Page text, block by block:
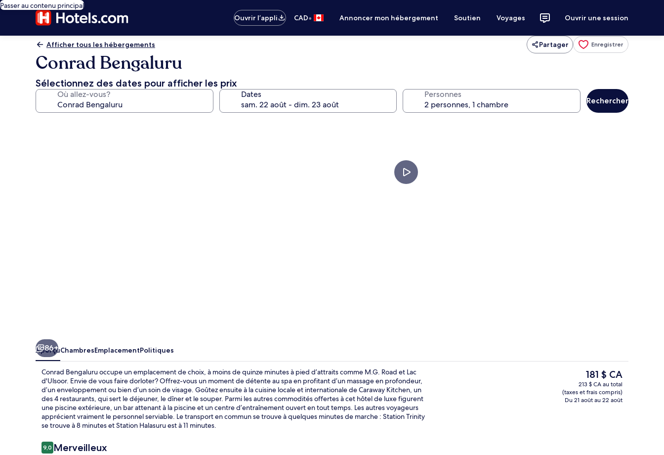
Passer au contenu principal
Ouvrir l’appli
CAD• Annoncer mon hébergement Soutien Voyages Ouvrir une session
Afficher tous les hébergements Partager Enregistrer
Conrad Bengaluru
Sélectionnez des dates pour afficher les prix
Où allez-vous? Dates Personnes
Rechercher
Extérieur King One Bedroom Presidential
86+
AperçuChambresEmplacementPolitiques
Conrad Bengaluru occupe un emplacement de choix, à moins de quinze minutes à pied d’attraits comme M.G. Road et Lac
d'Ulsoor. Envie de vous faire dorloter? Offrez-vous un moment de détente au spa en profitant d’un massage en profondeur,
d’un enveloppement ou bien d’un soin de visage. Goûtez ensuite à la cuisine locale et internationale de Caraway Kitchen, un
des 4 restaurants, qui sert le déjeuner, le dîner et le souper. Parmi les autres commodités offertes à cet hôtel de luxe figurent
une piscine extérieure, un bar attenant à la piscine et un centre d’entraînement ouvert en tout temps. Les autres voyageurs
apprécient vraiment le personnel serviable. Le transport en commun se trouve à quelques minutes de marche : Station Trinity
se trouve à 8 minutes et Station Halasuru est à 11 minutes.
Avis
9,09,0 sur 10 –
Merveilleux
Le
prix
actuel
est
181 $ CA
213 $ CA au total
(taxes et frais compris)
Du 21 août au 22 août